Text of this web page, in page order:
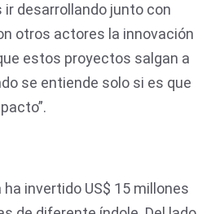
desarrollando junto con
otros actores la innovación
estos proyectos salgan a
se entiende solo si es que
invertido US$ 15 millones